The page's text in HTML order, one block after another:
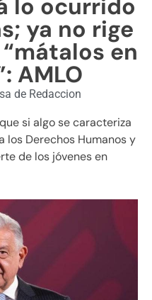
lo ocurrido
ya no rige
en
AMLO
de Redaccion
si algo se caracteriza
los Derechos Humanos y
de los jóvenes en